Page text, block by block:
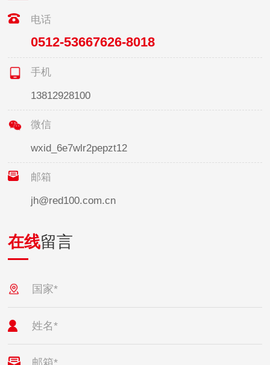
电话
0512-53667626-8018
手机
13812928100
微信
wxid_6e7wlr2pepzt12
邮箱
jh@red100.com.cn
在线留言
国家*
姓名*
邮箱*